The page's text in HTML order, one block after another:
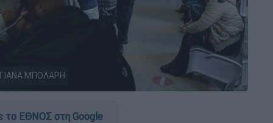
ΜΠΟΛΑΡΗ
το ΕΘΝΟΣ στη Google